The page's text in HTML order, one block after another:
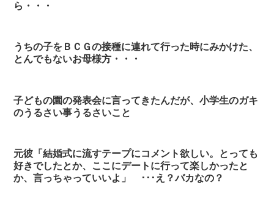
ら・・・
うちの子をＢＣＧの接種に連れて行った時にみかけた、
とんでもないお母様方・・・
子どもの園の発表会に言ってきたんだが、小学生のガキ
のうるさい事うるさいこと
元彼「結婚式に流すテープにコメント欲しい。とっても
好きでしたとか、ここにデートに行って楽しかったと
か、言っちゃっていいよ」 ･･･え？バカなの？